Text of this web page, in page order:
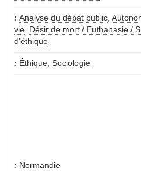
Analyse du débat public,
vie, Désir de mort / Euthanasie /
d'éthique
Éthique, Sociologie
Normandie